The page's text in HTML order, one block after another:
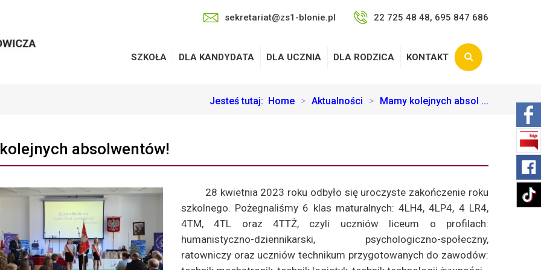
sekretariat@zs1-blonie.pl 22 725 48 48, 695 847 686
SZKOŁA DLA KANDYDATA DLA UCZNIA DLA RODZICA KONTAKT
Jesteś tutaj: Home > Aktualności > Mamy kolejnych absol ...
absolwentów!
28 kwietnia 2023 roku odbyło się uroczyste zakończenie roku
szkolnego. Pożegnaliśmy 6 klas maturalnych: 4LH4, 4LP4, 4 LR4,
4TM, 4TL oraz 4TTŻ, czyli uczniów liceum o profilach:
humanistyczno-dziennikarski, psychologiczno-społeczny,
ratowniczy oraz uczniów technikum przygotowanych do zawodów: